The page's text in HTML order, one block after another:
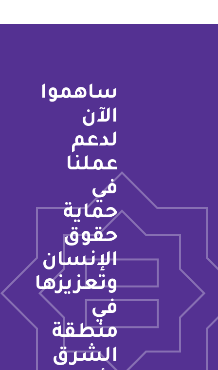
ساهموا
الآن
لدعم
عملنا
في
حماية
حقوق
الإنسان
وتعزيزها
في
منطقة
الشرق